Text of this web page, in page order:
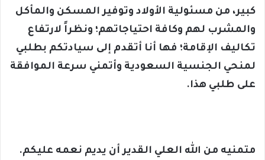
كبير، من مسئولية الأولاد وتوفير المسكن والمأكل
والمشرب لهم وكافة احتياجاتهم؛ ونظراً لارتفاع
تكاليف الإقامة؛ فها أنا أتقدم إلى سيادتكم بطلبي
لمنحي الجنسية السعودية وأتمني سرعة الموافقة
على طلبي هذا.
متمنيه من الله العلي القدير أن يديم نعمه عليكم.